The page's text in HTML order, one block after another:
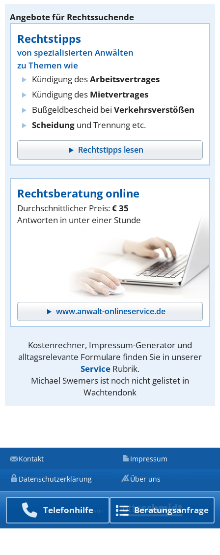
Angebote für Rechtssuchende
Rechtstipps
von spezialisierten Anwälten
zu Themen wie
Kündigung desArbeitsvertrages
Kündigung des Mietvertrages
Bußgeldbescheid bei Verkehrsverstößen
Scheidung und Trennung etc.
Rechtstipps lesen
Rechtsberatung online
Durchschnittlicher Preis:€ 35
Antworten in unter einer Stunde
www.anwalt-onlineservice.de
Kostenrechner, Impressum-Generator und
alltagsrelevante Formulare finden Sie in unserer
Service Rubrik.
Michael Swemers ist noch nicht gelistet in
Wachtendonk
Telefon­hilfe Beratungs­anfrage
Kontakt Impressum
Datenschutzerklärung Über uns
Ein Unternehmen von